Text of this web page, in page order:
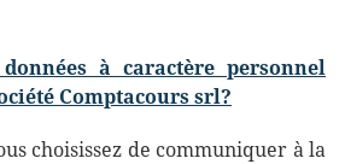
à caractère personnel
Comptacours srl?
choisissez de communiquer à la